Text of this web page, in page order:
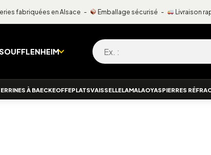
fabriquées en Alsace - Emballage sécurisé - Livraison
Recherche pour :
À BAECKEOFFEPLATSVAISSELLELAMALAOYASPIERRES